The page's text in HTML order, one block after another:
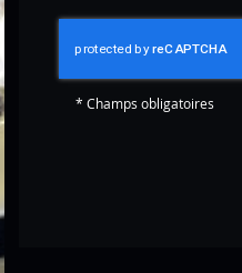
* Champs obligatoires